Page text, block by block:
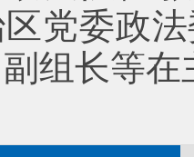
党委政
组长等